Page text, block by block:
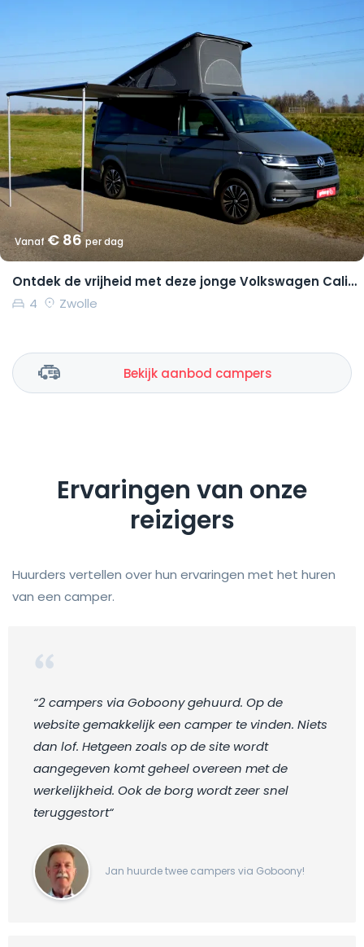
Vanaf€ 86per dag
Ontdek de vrijheid met deze jonge Volkswagen California Coast
4
Zwolle
Bekijk aanbod campers
Ervaringen van onze
reizigers
Huurders vertellen over hun ervaringen met het huren
van een camper.
“2 campers via Goboony gehuurd. Op de
website gemakkelijk een camper te vinden. Niets
dan lof. Hetgeen zoals op de site wordt
aangegeven komt geheel overeen met de
werkelijkheid. Ook de borg wordt zeer snel
teruggestort“
Jan huurde twee campers via Goboony!